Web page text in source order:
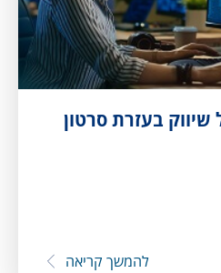
בעזרת סרטון
להמשך קריאה